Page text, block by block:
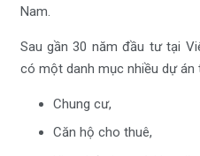
Nam.
Sau gần 30 năm đầu tư tại
có một danh mục nhiều dự án
Chung cư,
Căn hộ cho thuê,